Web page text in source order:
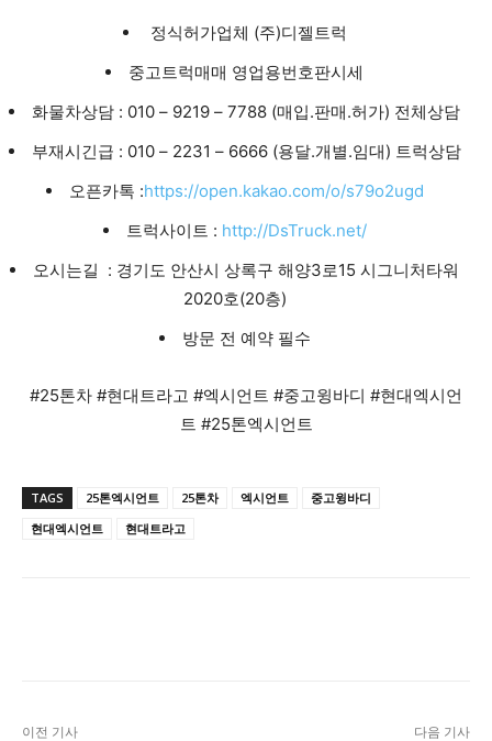
정식허가업체 (주)디젤트럭
중고트럭매매 영업용번호판시세
화물차상담 : 010 – 9219 – 7788 (매입.판매.허가) 전체상담
부재시긴급 : 010 – 2231 – 6666 (용달.개별.임대) 트럭상담
오픈카톡 :https://open.kakao.com/o/s79o2ugd
트럭사이트 : http://DsTruck.net/
오시는길 : 경기도 안산시 상록구 해양3로15 시그니처타워
2020호(20층)
방문 전 예약 필수
#25톤차 #현대트라고 #엑시언트 #중고윙바디 #현대엑시언
트 #25톤엑시언트
TAGS 25톤엑시언트 25톤차 엑시언트
중고윙바디
현대엑시언트
현대트라고
이전 기사 다음 기사